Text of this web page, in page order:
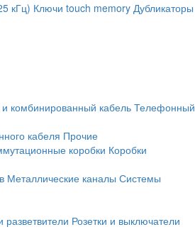
кГц) Ключи touch memory Дубликаторы
комбинированный кабель Телефонный
кабеля Прочие
коробки Коробки
Металлические каналы Системы
разветвители Розетки и выключатели